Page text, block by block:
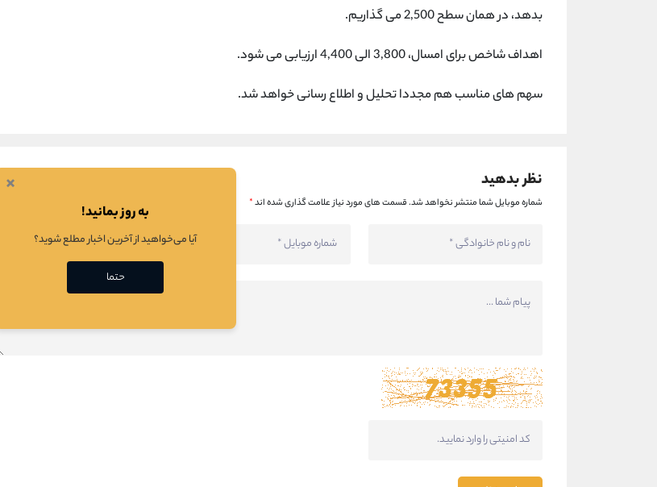
بدهد، در همان سطح 2,500 می گذاریم.
اهداف شاخص برای امسال، 3,800 الی 4,400 ارزیابی می شود.
سهم های مناسب هم مجددا تحلیل و اطلاع رسانی خواهد شد.
نظر بدهید
شماره موبایل شما منتشر نخواهد شد.قسمت های مورد نیاز علامت گذاری شده اند*
×
به روز بمانید!
آیا می‌خواهید از آخرین اخبار مطلع شوید؟
حتما